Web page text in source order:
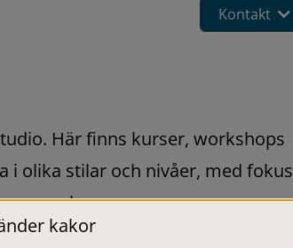
Kontakt
Här finns kurser, workshops
i olika stilar och nivåer, med fokus
kakor